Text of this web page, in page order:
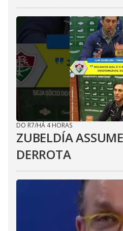
DO R7/HÁ 4 HORAS
ZUBELDÍA
DERROTA